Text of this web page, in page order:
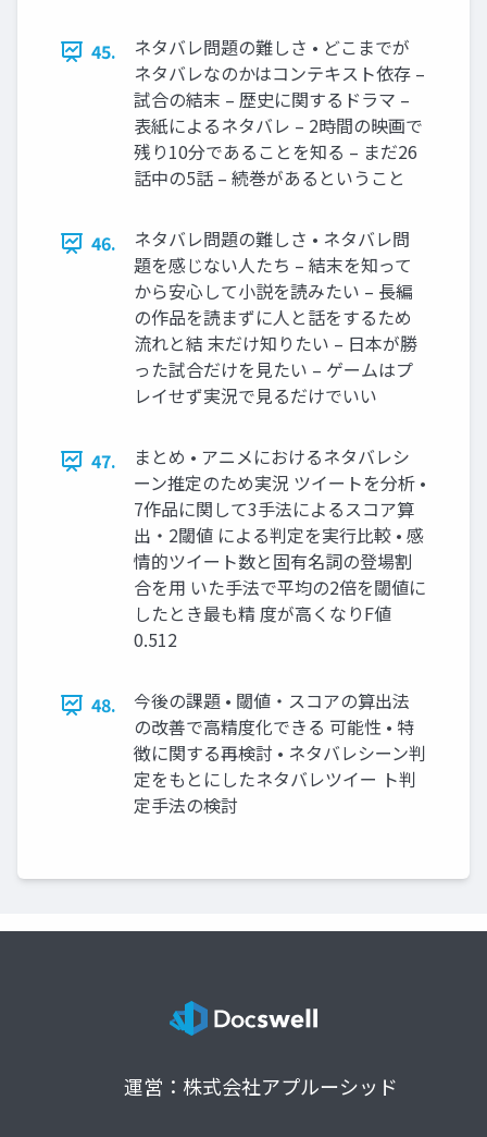
45.
ネタバレ問題の難しさ • どこまでが
ネタバレなのかはコンテキスト依存 –
試合の結末 – 歴史に関するドラマ –
表紙によるネタバレ – 2時間の映画で
残り10分であることを知る – まだ26
話中の5話 – 続巻があるということ
46.
ネタバレ問題の難しさ • ネタバレ問
題を感じない人たち – 結末を知って
から安心して小説を読みたい – 長編
の作品を読まずに人と話をするため
流れと結 末だけ知りたい – 日本が勝
った試合だけを見たい – ゲームはプ
レイせず実況で見るだけでいい
47.
まとめ • アニメにおけるネタバレシ
ーン推定のため実況 ツイートを分析 •
7作品に関して3手法によるスコア算
出・2閾値 による判定を実行比較 • 感
情的ツイート数と固有名詞の登場割
合を用 いた手法で平均の2倍を閾値に
したとき最も精 度が高くなりF値
0.512
48.
今後の課題 • 閾値・スコアの算出法
の改善で高精度化できる 可能性 • 特
徴に関する再検討 • ネタバレシーン判
定をもとにしたネタバレツイー ト判
定手法の検討
運営：株式会社アプルーシッド